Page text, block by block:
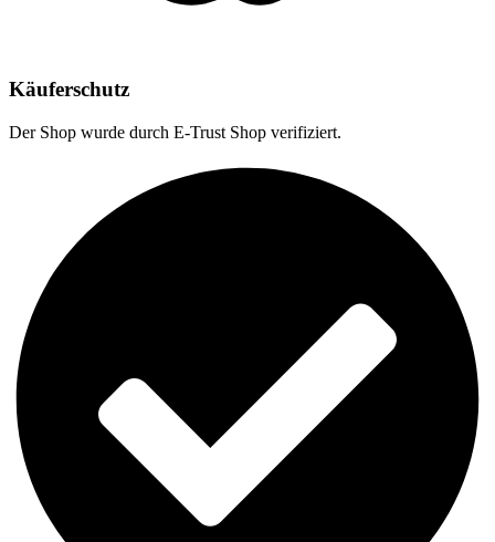
Käuferschutz
Der Shop wurde durch E-Trust Shop verifiziert.